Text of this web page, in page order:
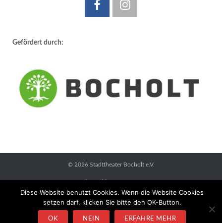
Gefördert durch:
© 2026 Stadttheater Bocholt e.V.
Diese Website benutzt Cookies. Wenn die Website Cookies
setzen darf, klicken Sie bitte den OK-Button.
OK NEIN ERFAHRE MEHR